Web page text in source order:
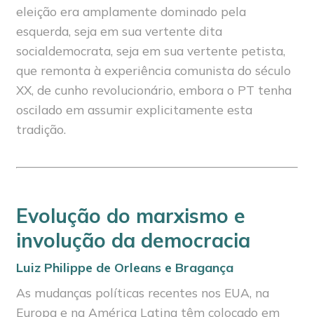
eleição era amplamente dominado pela
esquerda, seja em sua vertente dita
socialdemocrata, seja em sua vertente petista,
que remonta à experiência comunista do século
XX, de cunho revolucionário, embora o PT tenha
oscilado em assumir explicitamente esta
tradição.
Evolução do marxismo e
involução da democracia
Luiz Philippe de Orleans e Bragança
As mudanças políticas recentes nos EUA, na
Europa e na América Latina têm colocado em